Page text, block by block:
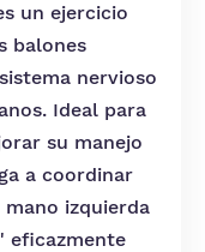
un ejercicio
balones
nervioso
Ideal para
su manejo
a coordinar
izquierda
eficazmente